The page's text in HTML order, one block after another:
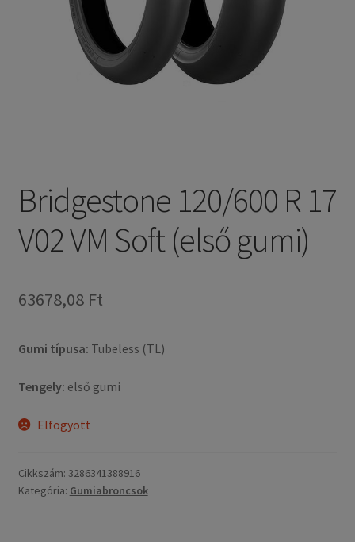
Bridgestone 120/600 R 17
V02 VM Soft (első gumi)
63678,08 Ft
Gumi típusa: Tubeless (TL)
Tengely: első gumi
Elfogyott
Cikkszám: 3286341388916
Kategória: Gumiabroncsok